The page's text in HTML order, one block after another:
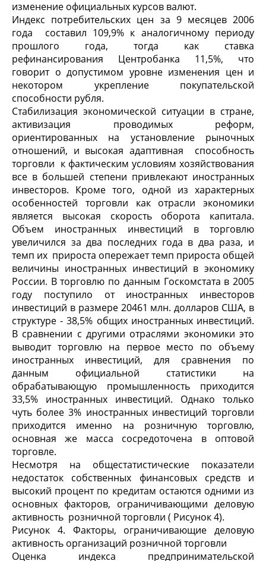
изменение официальных курсов валют.
Индекс потребительских цен за 9 месяцев 2006
года составил 109,9% к аналогичному периоду
прошлого года, тогда как ставка
рефинансирования Центробанка 11,5%, что
говорит о допустимом уровне изменения цен и
некотором укрепление покупательской
способности рубля.
Стабилизация экономической ситуации в стране,
активизация проводимых реформ,
ориентированных на установление рыночных
отношений, и высокая адаптивная способность
торговли к фактическим условиям хозяйствования
все в большей степени привлекают иностранных
инвесторов. Кроме того, одной из характерных
особенностей торговли как отрасли экономики
является высокая скорость оборота капитала.
Объем иностранных инвестиций в торговлю
увеличился за два последних года в два раза, и
темп их прироста опережает темп прироста общей
величины иностранных инвестиций в экономику
России. В торговлю по данным Госкомстата в 2005
году поступило от иностранных инвесторов
инвестиций в размере 20461 млн. долларов США, в
структуре - 38,5% общих иностранных инвестиций.
В сравнении с другими отраслями экономики это
выводит торговлю на первое место по объему
иностранных инвестиций, для сравнения по
данным официальной статистики на
обрабатывающую промышленность приходится
33,5% иностранных инвестиций. Однако только
чуть более 3% иностранных инвестиций торговли
приходится именно на розничную торговлю,
основная же масса сосредоточена в оптовой
торговле.
Несмотря на общестатистические показатели
недостаток собственных финансовых средств и
высокий процент по кредитам остаются одними из
основных факторов, ограничивающими деловую
активность розничной торговли ( Рисунок 4).
Рисунок 4. Факторы, ограничивающие деловую
активность организаций розничной торговли
Оценка индекса предпринимательской